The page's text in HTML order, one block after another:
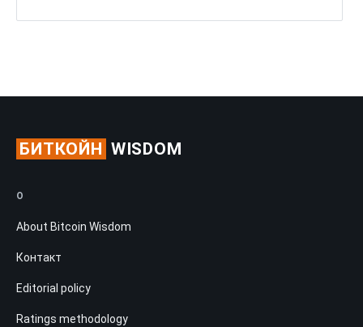
БИТКОЙН WISDOM
О
About Bitcoin Wisdom
Контакт
Editorial policy
Ratings methodology